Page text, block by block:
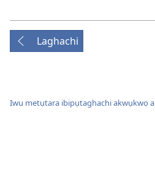
Laghachi
Iwu metụtara ibipụtaghachi akwụkwọ a